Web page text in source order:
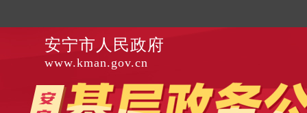
安宁市人民政府
www.kman.gov.cn